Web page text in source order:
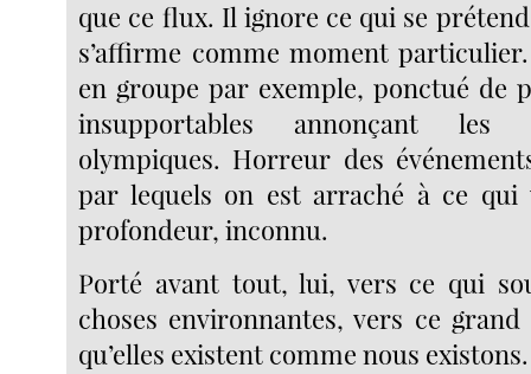
que ce flux. Il ignore ce qui se
s’affirme comme moment
en groupe par exemple, ponctué de
insupportables annonçant les
olympiques. Horreur des
par lequels on est arraché à ce
profondeur, inconnu.
Porté avant tout, lui, vers ce qui
choses environnantes, vers ce
qu’elles existent comme nous existons.